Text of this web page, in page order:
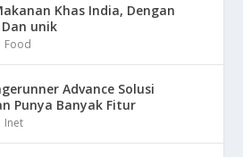
Khas India, Dengan
Dan unik
Food
Advance Solusi
Punya Banyak Fitur
Inet